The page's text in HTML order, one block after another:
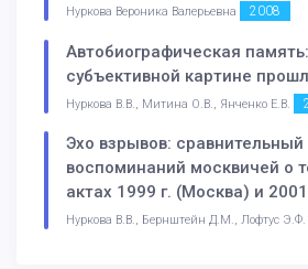
Нуркова Вероника Валерьевна 2008
Автобиографическая
субъективной картине
Нуркова В.В., Митина О.В., Янченко Е.В.
Эхо взрывов: сравнительный
воспоминаний москвичей о
актах 1999 г. (Москва) и
Нуркова В.В., Бернштейн Д.М., Лофтус Э.Ф.